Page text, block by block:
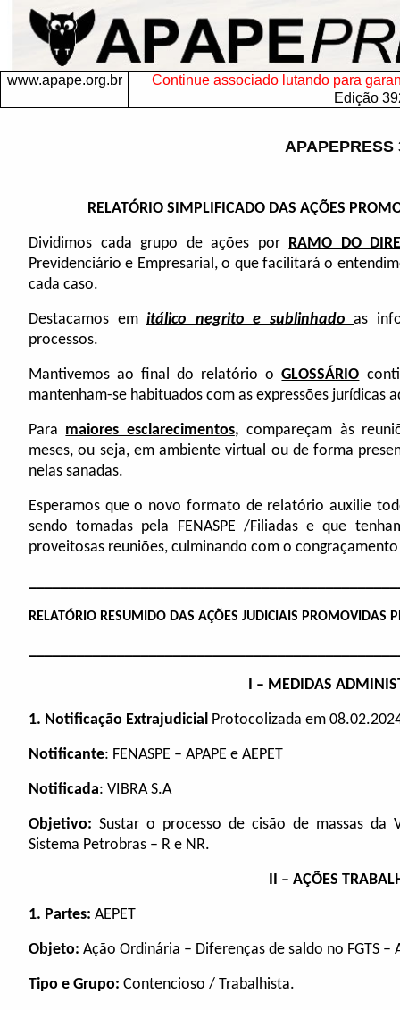
www.apape.org.br
Continue associado lutando para
Edição
APAPEPRESS
RELATÓRIO SIMPLIFICADO DAS AÇÕES
Dividimos cada grupo de ações por RAMO DO
Previdenciário e Empresarial, o que facilitará o
cada caso.
Destacamos em itálico negrito e sublinhado as
processos.
Mantivemos ao final do relatório oGLOSSÁRIO
mantenham-se habituados com as expressões jurídicas
Para maiores esclarecimentos,compareçam às
meses, ou seja, em ambiente virtual ou de forma
nelas sanadas.
Esperamos que o novo formato de relatório auxilie
sendo tomadas pela FENASPE /Filiadas e que
proveitosas reuniões, culminando com o
RELATÓRIO RESUMIDO DAS AÇÕES JUDICIAIS PROMOVIDAS
I – MEDIDAS
1. Notificação Extrajudicial Protocolizada em
Notificante: FENASPE – APAPE e AEPET
Notificada: VIBRA S.A
Objetivo: Sustar o processo de cisão de massas da
Sistema Petrobras – R e NR.
II – AÇÕES
1. Partes: AEPET
Objeto: Ação Ordinária – Diferenças de saldo no FGTS –
Tipo e Grupo: Contencioso / Trabalhista.